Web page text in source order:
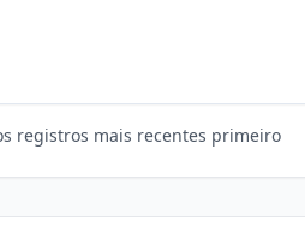
registros mais recentes primeiro